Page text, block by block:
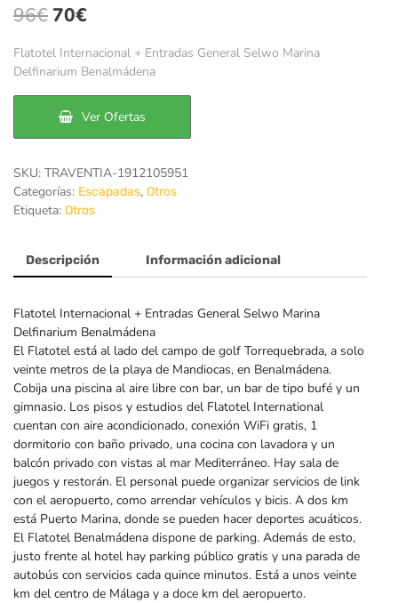
96€El
precio
original
era:
96€.
70€
precio
actual
es:
70€.
Flatotel Internacional + Entradas General Selwo Marina
Delfinarium Benalmádena
Ver Ofertas
SKU: TRAVENTIA-1912105951
Categorías: Escapadas, Otros
Etiqueta: Otros
Descripción Información adicional
Flatotel Internacional + Entradas General Selwo Marina
Delfinarium Benalmádena
El Flatotel está al lado del campo de golf Torrequebrada, a solo
veinte metros de la playa de Mandiocas, en Benalmádena.
Cobija una piscina al aire libre con bar, un bar de tipo bufé y un
gimnasio. Los pisos y estudios del Flatotel International
cuentan con aire acondicionado, conexión WiFi gratis, 1
dormitorio con baño privado, una cocina con lavadora y un
balcón privado con vistas al mar Mediterráneo. Hay sala de
juegos y restorán. El personal puede organizar servicios de link
con el aeropuerto, como arrendar vehículos y bicis. A dos km
está Puerto Marina, donde se pueden hacer deportes acuáticos.
El Flatotel Benalmádena dispone de parking. Además de esto,
justo frente al hotel hay parking público gratis y una parada de
autobús con servicios cada quince minutos. Está a unos veinte
km del centro de Málaga y a doce km del aeropuerto.